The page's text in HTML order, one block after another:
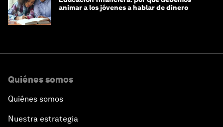
animar a los jóvenes a hablar de dinero
Quiénes somos
Quiénes somos
Nuestra estrategia